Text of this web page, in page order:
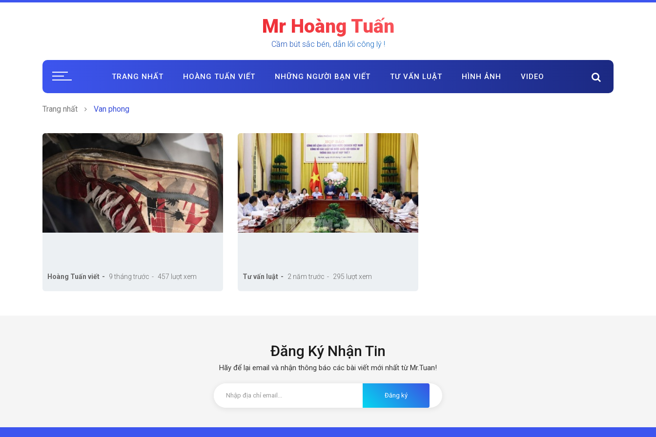
Mr Hoàng Tuấn
Cầm bút sắc bén, dẫn lối công lý !
TRANG NHẤT HOÀNG TUẤN VIẾT NHỮNG NGƯỜI BẠN VIẾT TƯ VẤN LUẬT HÌNH ẢNH VIDEO
Trang nhất Van phong
Hoàng Tuấn viết 9 tháng trước 457 lượt xem Tư vấn luật 2 năm trước 295 lượt xem
Đăng Ký Nhận Tin
Hãy để lại email và nhận thông báo các bài viết mới nhất từ Mr.Tuan!
Đăng ký